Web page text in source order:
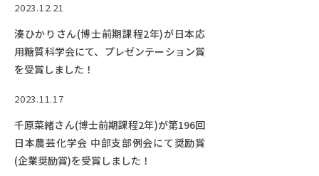
2023.12.21
湊ひかりさん(博士前期課程2年)が日本応
用糖質科学会にて、プレゼンテーション賞
を受賞しました！
2023.11.17
千原菜緒さん(博士前期課程2年)が第196回
日本農芸化学会 中部支部例会にて奨励賞
(企業奨励賞)を受賞しました！